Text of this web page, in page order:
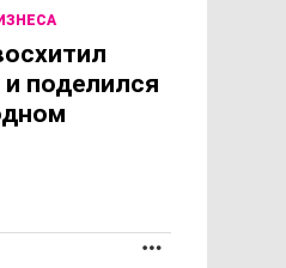
поделился